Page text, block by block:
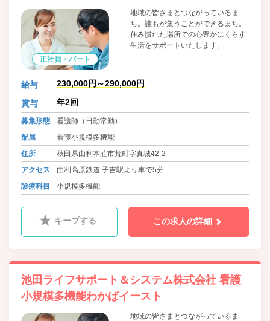
正社員・パート
地域の皆さまとつながっているま
ち。誰もが集うことができるまち。
住み慣れた場所での心豊かにくらす
生活をサポートいたします。
給与 230,000円～290,000円
賞与 年2回
募集形態
看護師（日勤常勤）
配属
看護小規模多機能
住所
秋田県由利本荘市荒町字真城42-2
アクセス
由利高原鉄道 子吉駅より車で5分
診療科目
小規模多機能
キープする この求人の詳細
池田ライフサポート＆システム株式会社 看護
小規模多機能わかばイースト
地域の皆さまとつながっているま